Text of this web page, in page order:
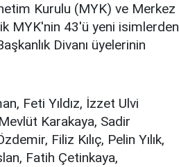
Kurulu (MYK) ve Merkez
MYK'nin 43'ü yeni isimlerden
Divanı üyelerinin
Feti Yıldız, İzzet Ulvi
Karakaya, Sadir
Filiz Kılıç, Pelin Yılık,
Fatih Çetinkaya,